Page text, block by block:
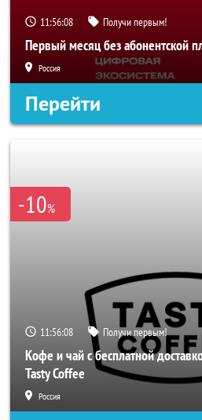
11:56:06 Получи первым!
Первый месяц без абонентской
Россия
Перейти
-10%
11:56:06 Получи первым!
Кофе и чай с бесплатной
Tasty Coffee
Россия